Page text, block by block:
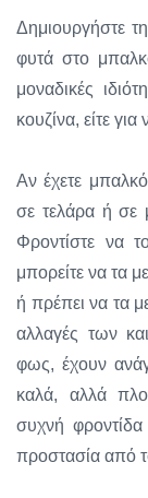
Δημιουργήστε
φυτά στο
μοναδικές
κουζίνα, είτε
Αν έχετε
σε τελάρα ή σε
Φροντίστε να
μπορείτε να τα
ή πρέπει να τα
αλλαγές των
φως, έχουν
καλά, αλλά
συχνή
προστασία από